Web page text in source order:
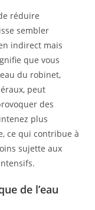
réduire
sembler
indirect mais
que vous
du robinet,
peut
des
plus
ce qui contribue à
sujette aux
de l’eau